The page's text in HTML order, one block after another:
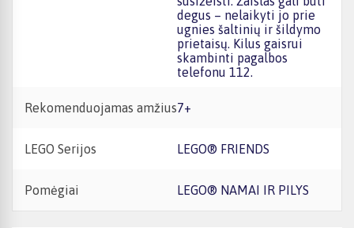
degus – nelaikyti jo prie
ugnies šaltinių ir šildymo
prietaisų. Kilus gaisrui
skambinti pagalbos
telefonu 112.
Rekomenduojamas amžius 7+
LEGO Serijos LEGO® FRIENDS
Pomėgiai LEGO® NAMAI IR PILYS